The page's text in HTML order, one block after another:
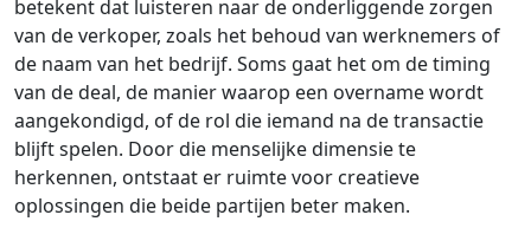
betekent dat luisteren naar de onderliggende zorgen
van de verkoper, zoals het behoud van werknemers of
de naam van het bedrijf. Soms gaat het om de timing
van de deal, de manier waarop een overname wordt
aangekondigd, of de rol die iemand na de transactie
blijft spelen. Door die menselijke dimensie te
herkennen, ontstaat er ruimte voor creatieve
oplossingen die beide partijen beter maken.